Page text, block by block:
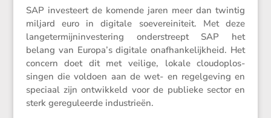
SAP inves­teert de komende jaren meer dan twintig
miljard euro in digitale soeve­rei­ni­teit. Met deze
lange­ter­mijn­in­ves­te­ring onder­streept SAP het
belang van Europa’s digitale onafhan­ke­lijk­heid. Het
concern doet dit met veilige, lokale cloud­op­los­
singen die voldoen aan de wet- en regel­ge­ving en
speciaal zijn ontwik­keld voor de publieke sector en
sterk geregu­leerde industrieën.